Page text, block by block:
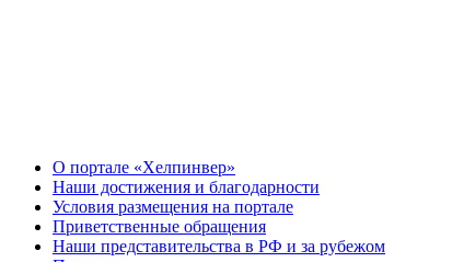
О портале «Хелпинвер»
Наши достижения и благодарности
Условия размещения на портале
Приветственные обращения
Наши представительства в РФ и за рубежом